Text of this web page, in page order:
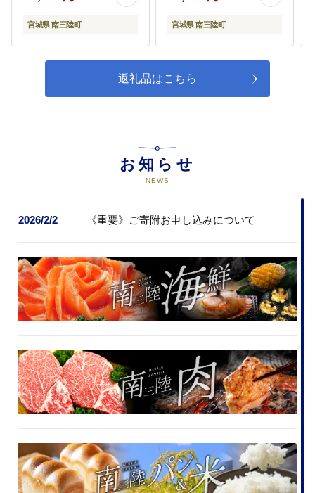
宮城県 南三陸町 宮城県 南三陸町
返礼品はこちら
お知らせ
NEWS
2026/2/2 《重要》ご寄附お申し込みについて